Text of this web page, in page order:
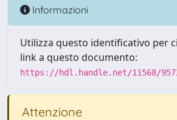
Informazioni
Utilizza questo identificativo per
link a questo documento:
https://hdl.handle.net/11568/
Attenzione